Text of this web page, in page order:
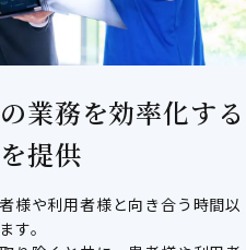
業務を効率化する
提供
様や利用者様と向き合う時間以
す。